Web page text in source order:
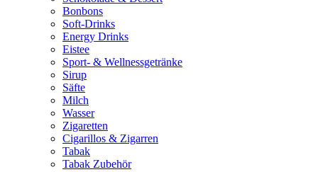
Bonbons
Soft-Drinks
Energy Drinks
Eistee
Sport- & Wellnessgetränke
Sirup
Säfte
Milch
Wasser
Zigaretten
Cigarillos & Zigarren
Tabak
Tabak Zubehör